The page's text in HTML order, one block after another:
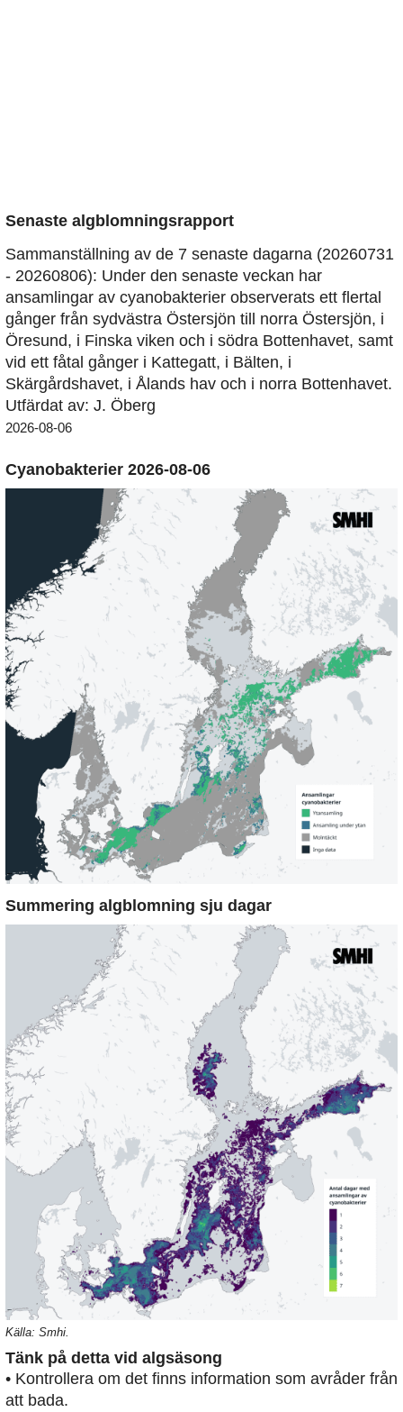
Senaste algblomningsrapport
Sammanställning av de 7 senaste dagarna (20260731
- 20260806): Under den senaste veckan har
ansamlingar av cyanobakterier observerats ett flertal
gånger från sydvästra Östersjön till norra Östersjön, i
Öresund, i Finska viken och i södra Bottenhavet, samt
vid ett fåtal gånger i Kattegatt, i Bälten, i
Skärgårdshavet, i Ålands hav och i norra Bottenhavet.
Utfärdat av: J. Öberg
2026-08-06
Cyanobakterier 2026-08-06
Summering algblomning sju dagar
Källa: Smhi.
Tänk på detta vid algsäsong
• Kontrollera om det finns information som avråder från
att bada.